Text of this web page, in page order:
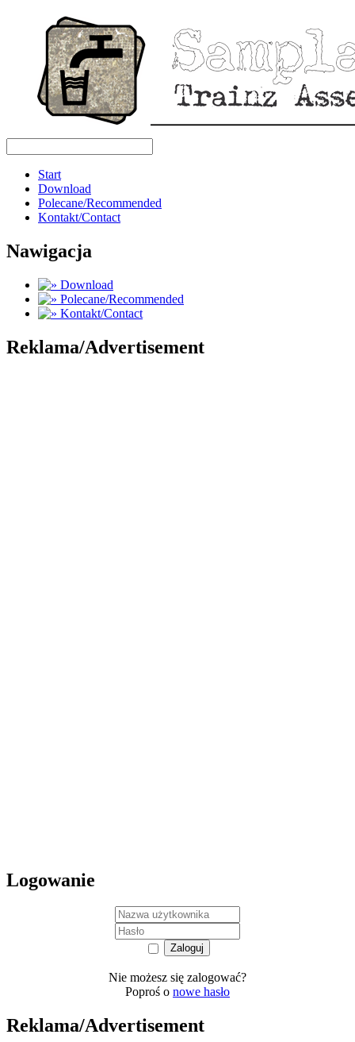
Start
Download
Polecane/Recommended
Kontakt/Contact
Nawigacja
Download
Polecane/Recommended
Kontakt/Contact
Reklama/Advertisement
Logowanie
Nie możesz się zalogować?
Poproś o nowe hasło
Reklama/Advertisement